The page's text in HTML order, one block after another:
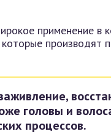
применение в
производят
головы и
процессов.